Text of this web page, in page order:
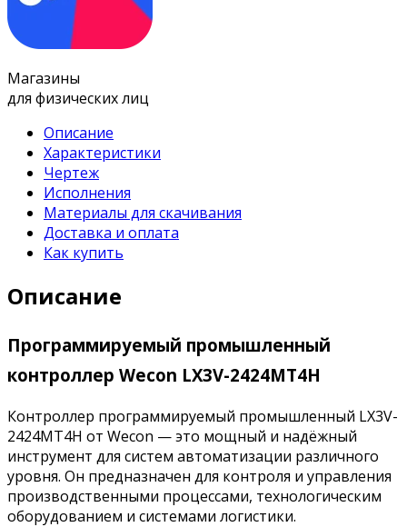
Магазины
для физических лиц
Описание
Характеристики
Чертеж
Исполнения
Материалы для скачивания
Доставка и оплата
Как купить
Описание
Программируемый промышленный
контроллер Wecon LX3V-2424MT4H
Контроллер программируемый промышленный LX3V-
2424MT4H от Wecon — это мощный и надёжный
инструмент для систем автоматизации различного
уровня. Он предназначен для контроля и управления
производственными процессами, технологическим
оборудованием и системами логистики.